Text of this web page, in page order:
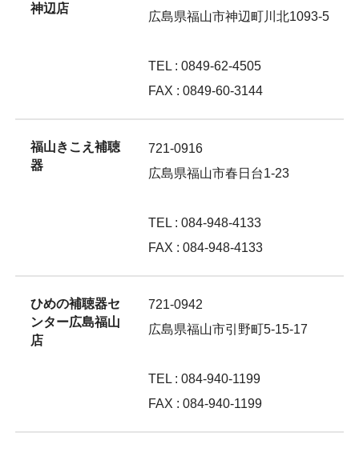
神辺店
広島県福山市神辺町川北1093-5
TEL : 0849-62-4505
FAX : 0849-60-3144
福山きこえ補聴
器
721-0916
広島県福山市春日台1-23
TEL : 084-948-4133
FAX : 084-948-4133
ひめの補聴器セ
ンター広島福山
店
721-0942
広島県福山市引野町5-15-17
TEL : 084-940-1199
FAX : 084-940-1199